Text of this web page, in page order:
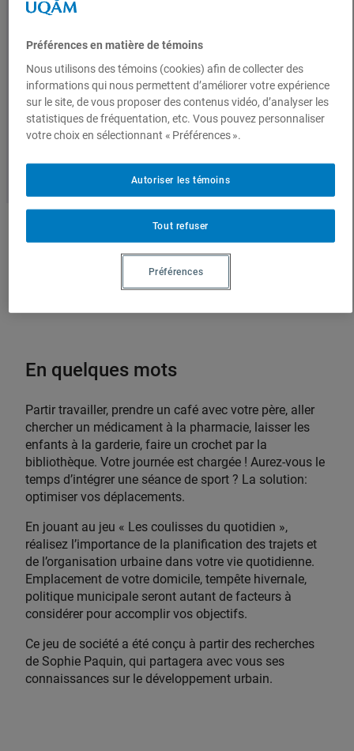
Vidéos
Conférences enregistrées
à
1
5
0
réalisez l’importance de la
planification des trajets et de
l’organisation urbaine dans
votre vie quotidienne.
En quelques mots
Partir travailler, prendre un café avec votre père, aller
chercher un médicament à la pharmacie, laisser les
enfants à la garderie, faire un crochet par la
bibliothèque. Votre journée est chargée ! Aurez-vous le
temps d’intégrer une séance de sport ? La solution:
optimiser vos déplacements.
En jouant au jeu « Les coulisses du quotidien »,
réalisez l’importance de la planification des trajets et
de l’organisation urbaine dans votre vie quotidienne.
Emplacement de votre domicile, tempête hivernale,
politique municipale seront autant de facteurs à
considérer pour accomplir vos objectifs.
Ce jeu de société a été conçu à partir des recherches
de Sophie Paquin, qui partagera avec vous ses
connaissances sur le développement urbain.
Préférences en matière de témoins
Nous utilisons des témoins (cookies) afin de collecter des
informations qui nous permettent d’améliorer votre expérience
sur le site, de vous proposer des contenus vidéo, d’analyser les
statistiques de fréquentation, etc. Vous pouvez personnaliser
votre choix en sélectionnant « Préférences ».
Tout refuser
Autoriser les témoins
Préférences